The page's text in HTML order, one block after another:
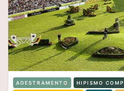
ADESTRAMENTO HIPISMO